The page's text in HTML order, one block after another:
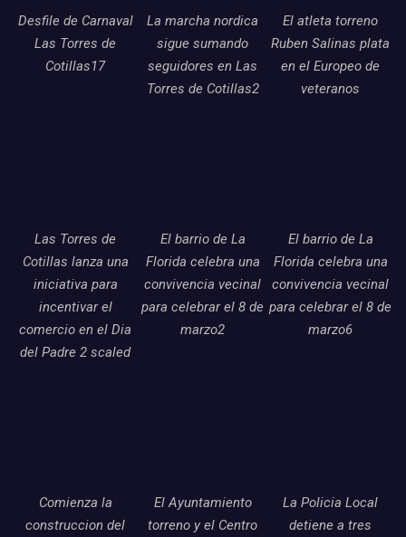
Desfile de Carnaval
Las Torres de
Cotillas17
La marcha nordica
sigue sumando
seguidores en Las
Torres de Cotillas2
El atleta torreno
Ruben Salinas plata
en el Europeo de
veteranos
Las Torres de
Cotillas lanza una
iniciativa para
incentivar el
comercio en el Dia
del Padre 2 scaled
El barrio de La
Florida celebra una
convivencia vecinal
para celebrar el 8 de
marzo2
El barrio de La
Florida celebra una
convivencia vecinal
para celebrar el 8 de
marzo6
Comienza la
construccion del
El Ayuntamiento
torreno y el Centro
La Policia Local
detiene a tres